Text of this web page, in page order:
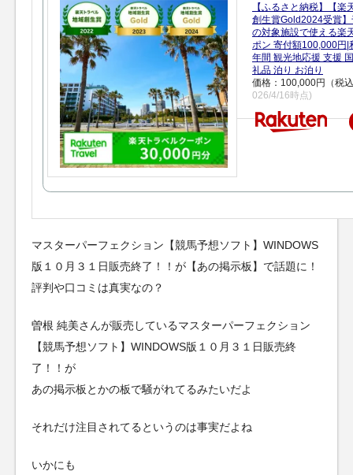
【ふるさと納税】【楽
創生賞Gold2024受賞
の対象施設で使える楽
ポン 寄付額100,000円|
年間 観光地応援 支援
礼品 泊り お泊り
価格：100,000円（税
026/4/16時点)
マスターパーフェクション【競馬予想ソフト】WINDOWS
版１０月３１日販売終了！！が【あの掲示板】で話題に！
評判や口コミは真実なの？
曽根 純美さんが販売しているマスターパーフェクション
【競馬予想ソフト】WINDOWS版１０月３１日販売終
了！！が
あの掲示板とかの板で騒がれてるみたいだよ
それだけ注目されてるというのは事実だよね
いかにも